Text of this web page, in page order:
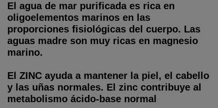
El agua de mar purificada es rica en
oligoelementos marinos en las
proporciones fisiológicas del cuerpo. Las
aguas madre son muy ricas en magnesio
marino.
El ZINC ayuda a mantener la piel, el cabello
y las uñas normales. El zinc contribuye al
metabolismo ácido-base normal